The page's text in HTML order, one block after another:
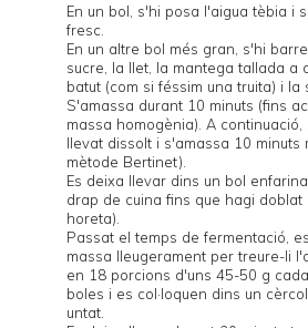
En un bol, s'hi posa l'aigua tèbia i
fresc.
En un altre bol més gran, s'hi
sucre, la llet, la mantega tallada a
batut (com si féssim una truita) i la
S'amassa durant 10 minuts (fins
massa homogènia). A
llevat dissolt i s'amassa 10 minuts
mètode Bertinet).
Es deixa llevar dins un bol
drap de cuina fins que hagi doblat
horeta).
Passat el temps de fermentació,
massa lleugerament per treure-li
en 18 porcions d'uns 45-50 g
boles i es col·loquen dins un
untat.